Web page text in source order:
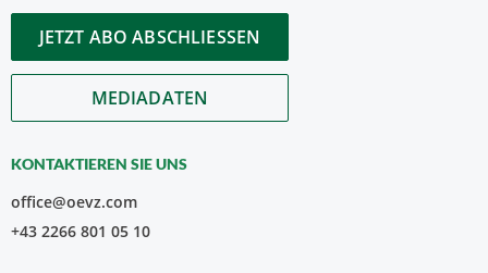
JETZT ABO ABSCHLIESSEN
MEDIADATEN
KONTAKTIEREN SIE UNS
office@oevz.com
+43 2266 801 05 10